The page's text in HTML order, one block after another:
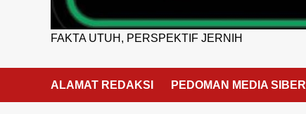
FAKTA UTUH, PERSPEKTIF JERNIH
ALAMAT REDAKSI PEDOMAN MEDIA SIBER